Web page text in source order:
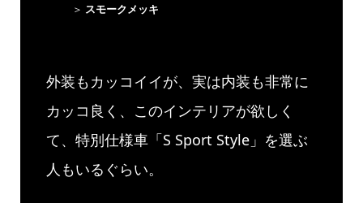
＞ スモークメッキ
外装もカッコイイが、実は内装も非常に
カッコ良く、このインテリアが欲しく
て、特別仕様車「S Sport Style」を選ぶ
人もいるぐらい。